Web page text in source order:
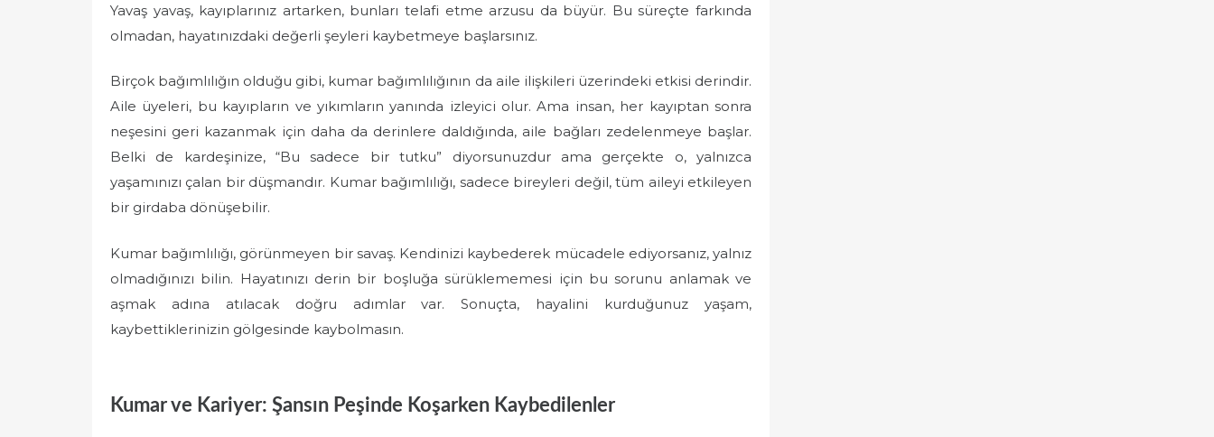
Yavaş yavaş, kayıplarınız artarken, bunları telafi etme arzusu da büyür. Bu süreçte farkında
olmadan, hayatınızdaki değerli şeyleri kaybetmeye başlarsınız.
Birçok bağımlılığın olduğu gibi, kumar bağımlılığının da aile ilişkileri üzerindeki etkisi derindir.
Aile üyeleri, bu kayıpların ve yıkımların yanında izleyici olur. Ama insan, her kayıptan sonra
neşesini geri kazanmak için daha da derinlere daldığında, aile bağları zedelenmeye başlar.
Belki de kardeşinize, “Bu sadece bir tutku” diyorsunuzdur ama gerçekte o, yalnızca
yaşamınızı çalan bir düşmandır. Kumar bağımlılığı, sadece bireyleri değil, tüm aileyi etkileyen
bir girdaba dönüşebilir.
Kumar bağımlılığı, görünmeyen bir savaş. Kendinizi kaybederek mücadele ediyorsanız, yalnız
olmadığınızı bilin. Hayatınızı derin bir boşluğa sürüklememesi için bu sorunu anlamak ve
aşmak adına atılacak doğru adımlar var. Sonuçta, hayalini kurduğunuz yaşam,
kaybettiklerinizin gölgesinde kaybolmasın.
Kumar ve Kariyer: Şansın Peşinde Koşarken Kaybedilenler